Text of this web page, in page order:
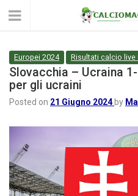
Europei 2024 Risultati calcio live
Slovacchia – Ucraina
per gli ucraini
Posted on 21 Giugno 2024 by